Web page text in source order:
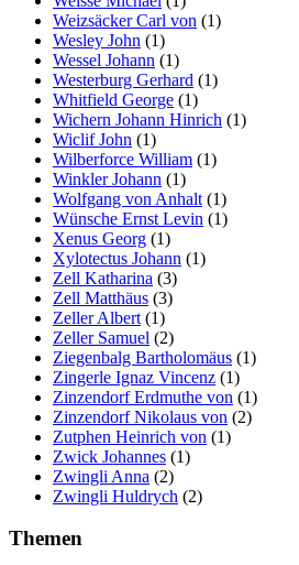
Weizsäcker Carl von (1)
Wesley John (1)
Wessel Johann (1)
Westerburg Gerhard (1)
Whitfield George (1)
Wichern Johann Hinrich (1)
Wiclif John (1)
Wilberforce William (1)
Winkler Johann (1)
Wolfgang von Anhalt (1)
Wünsche Ernst Levin (1)
Xenus Georg (1)
Xylotectus Johann (1)
Zell Katharina (3)
Zell Matthäus (3)
Zeller Albert (1)
Zeller Samuel (2)
Ziegenbalg Bartholomäus (1)
Zingerle Ignaz Vincenz (1)
Zinzendorf Erdmuthe von (1)
Zinzendorf Nikolaus von (2)
Zutphen Heinrich von (1)
Zwick Johannes (1)
Zwingli Anna (2)
Zwingli Huldrych (2)
Themen